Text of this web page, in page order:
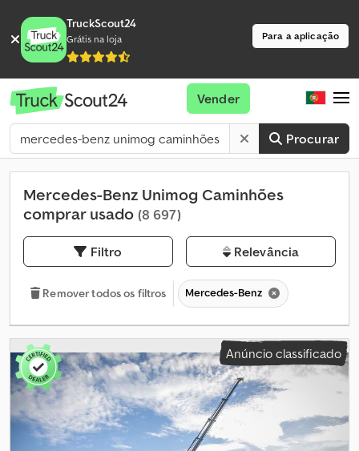
TruckScout24
Grátis na loja Para a aplicação
Procurar
Vender
Mercedes-Benz Unimog Caminhões
comprar usado (8 697)
Filtro Relevância
Remover todos os filtros Mercedes-Benz
Anúncio classificado